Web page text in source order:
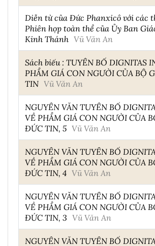
Diễn từ của Đức Phanxicô với các
Phiên họp toàn thể của Ủy Ban
Kinh Thánh Vũ Văn An
Sách biếu : TUYÊN BỐ DIGNITAS
PHẨM GIÁ CON NGƯỜI CỦA BỘ
TIN Vũ Văn An
NGUYÊN VĂN TUYÊN BỐ
VỀ PHẨM GIÁ CON NGƯỜI CỦA
ĐỨC TIN, 5 Vũ Văn An
NGUYÊN VĂN TUYÊN BỐ
VỀ PHẨM GIÁ CON NGƯỜI CỦA
ĐỨC TIN, 4 Vũ Văn An
NGUYÊN VĂN TUYÊN BỐ
VỀ PHẨM GIÁ CON NGƯỜI CỦA
ĐỨC TIN, 3 Vũ Văn An
NGUYÊN VĂN TUYÊN BỐ